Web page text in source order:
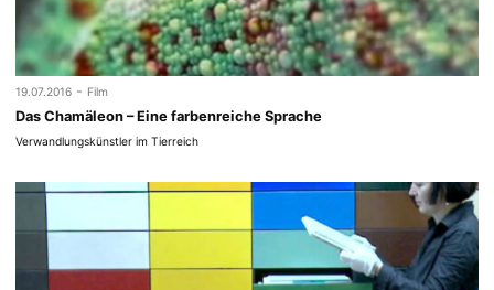
19.07.2016 - Film
Das Chamäleon – Eine farbenreiche Sprache
Verwandlungskünstler im Tierreich